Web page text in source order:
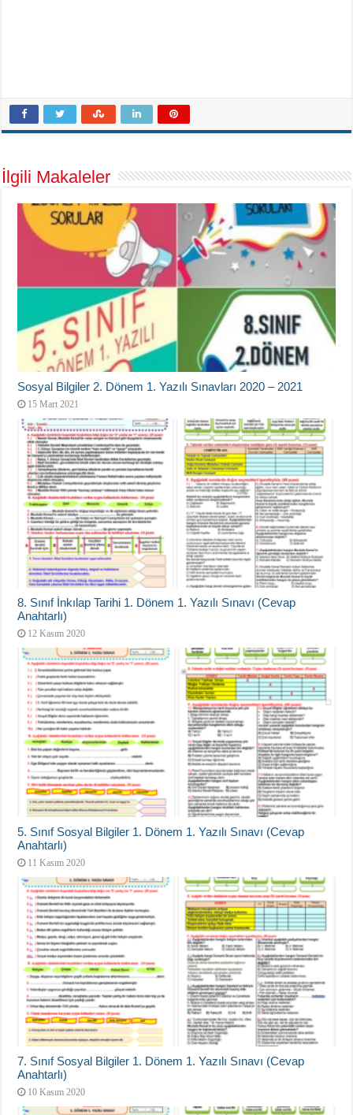
İlgili Makaleler
Sosyal Bilgiler 2. Dönem 1. Yazılı Sınavları 2020 – 2021
15 Mart 2021
8. Sınıf İnkılap Tarihi 1. Dönem 1. Yazılı Sınavı (Cevap
Anahtarlı)
12 Kasım 2020
5. Sınıf Sosyal Bilgiler 1. Dönem 1. Yazılı Sınavı (Cevap
Anahtarlı)
11 Kasım 2020
7. Sınıf Sosyal Bilgiler 1. Dönem 1. Yazılı Sınavı (Cevap
Anahtarlı)
10 Kasım 2020